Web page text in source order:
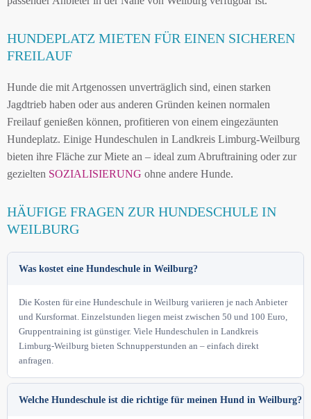
HUNDEPLATZ MIETEN FÜR EINEN SICHEREN
FREILAUF
Hunde die mit Artgenossen unverträglich sind, einen starken
Jagdtrieb haben oder aus anderen Gründen keinen normalen
Freilauf genießen können, profitieren von einem eingezäunten
Hundeplatz. Einige Hundeschulen in Landkreis Limburg-Weilburg
bieten ihre Fläche zur Miete an – ideal zum Abruftraining oder zur
gezielten SOZIALISIERUNG ohne andere Hunde.
HÄUFIGE FRAGEN ZUR HUNDESCHULE IN
WEILBURG
Was kostet eine Hundeschule in Weilburg?
Die Kosten für eine Hundeschule in Weilburg variieren je nach Anbieter
und Kursformat. Einzelstunden liegen meist zwischen 50 und 100 Euro,
Gruppentraining ist günstiger. Viele Hundeschulen in Landkreis
Limburg-Weilburg bieten Schnupperstunden an – einfach direkt
anfragen.
Welche Hundeschule ist die richtige für meinen Hund in Weilburg?